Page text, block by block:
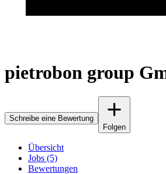
pietrobon group
Schreibe eine Bewertung
Folgen
Übersicht
Jobs (5)
Bewertungen